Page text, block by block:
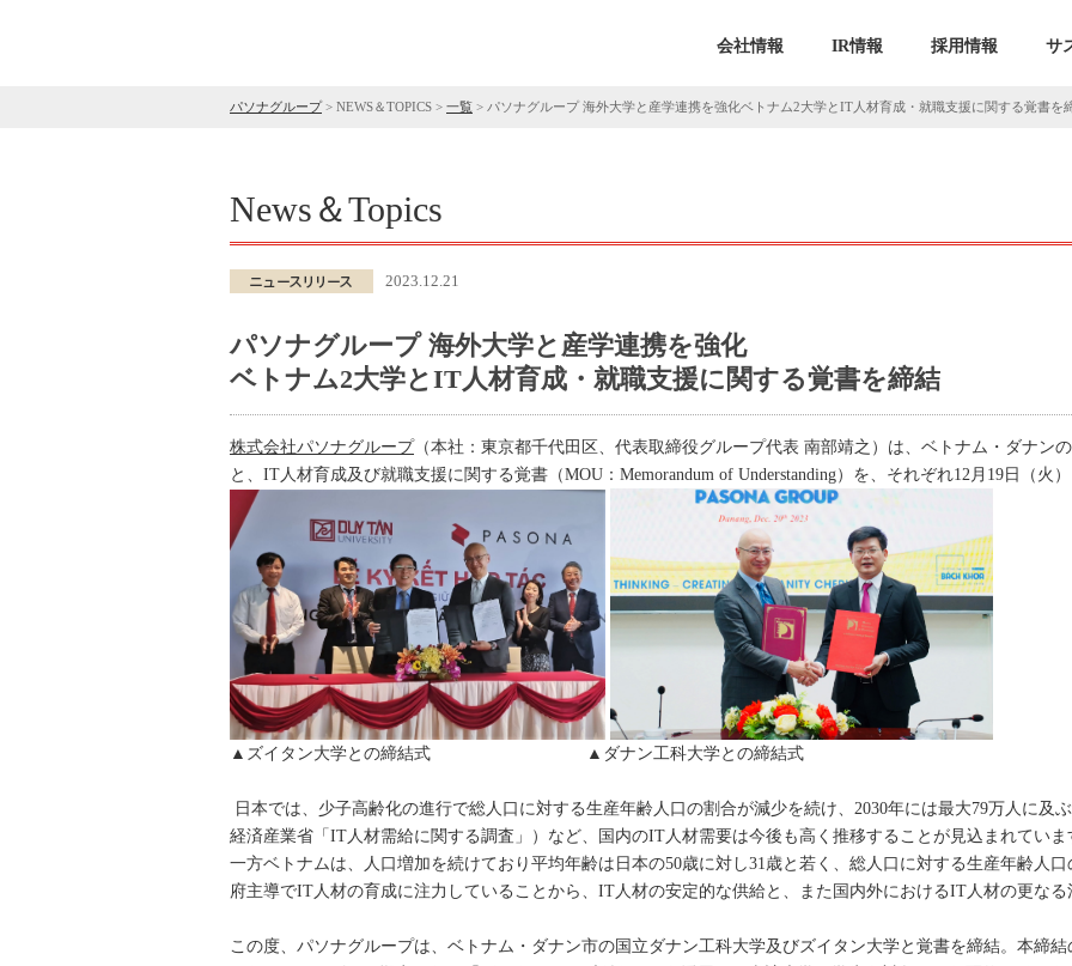
会社情報 IR情報 採用情報 サ
パソナグループ> NEWS＆TOPICS > 一覧 > パソナグループ 海外大学と産学連携を強化ベトナム2大学とIT人材育成・就職支援に関する覚書を
News＆Topics
2023.12.21
パソナグループ 海外大学と産学連携を強化
ベトナム2大学とIT人材育成・就職支援に関する覚書を締結
株式会社パソナグループ （本社：東京都千代田区、代表取締役グループ代表 南部靖之）は、ベトナム・ダナン
と、IT人材育成及び就職支援に関する覚書（MOU：Memorandum of Understanding）を、それぞれ12月19日（火
▲ズイタン大学との締結式 ▲ダナン工科大学との締結式
日本では、少子高齢化の進行で総人口に対する生産年齢人口の割合が減少を続け、2030年には最大79万人に及
経済産業省「IT人材需給に関する調査」）など、国内のIT人材需要は今後も高く推移することが見込まれていま
一方ベトナムは、人口増加を続けており平均年齢は日本の50歳に対し31歳と若く、総人口に対する生産年齢人
府主導でIT人材の育成に注力していることから、IT人材の安定的な供給と、また国内外におけるIT人材の更なる
この度、パソナグループは、ベトナム・ダナン市の国立ダナン工科大学及びズイタン大学と覚書を締結。本締